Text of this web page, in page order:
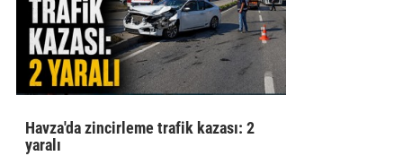
Havza'da zincirleme trafik kazası: 2
yaralı